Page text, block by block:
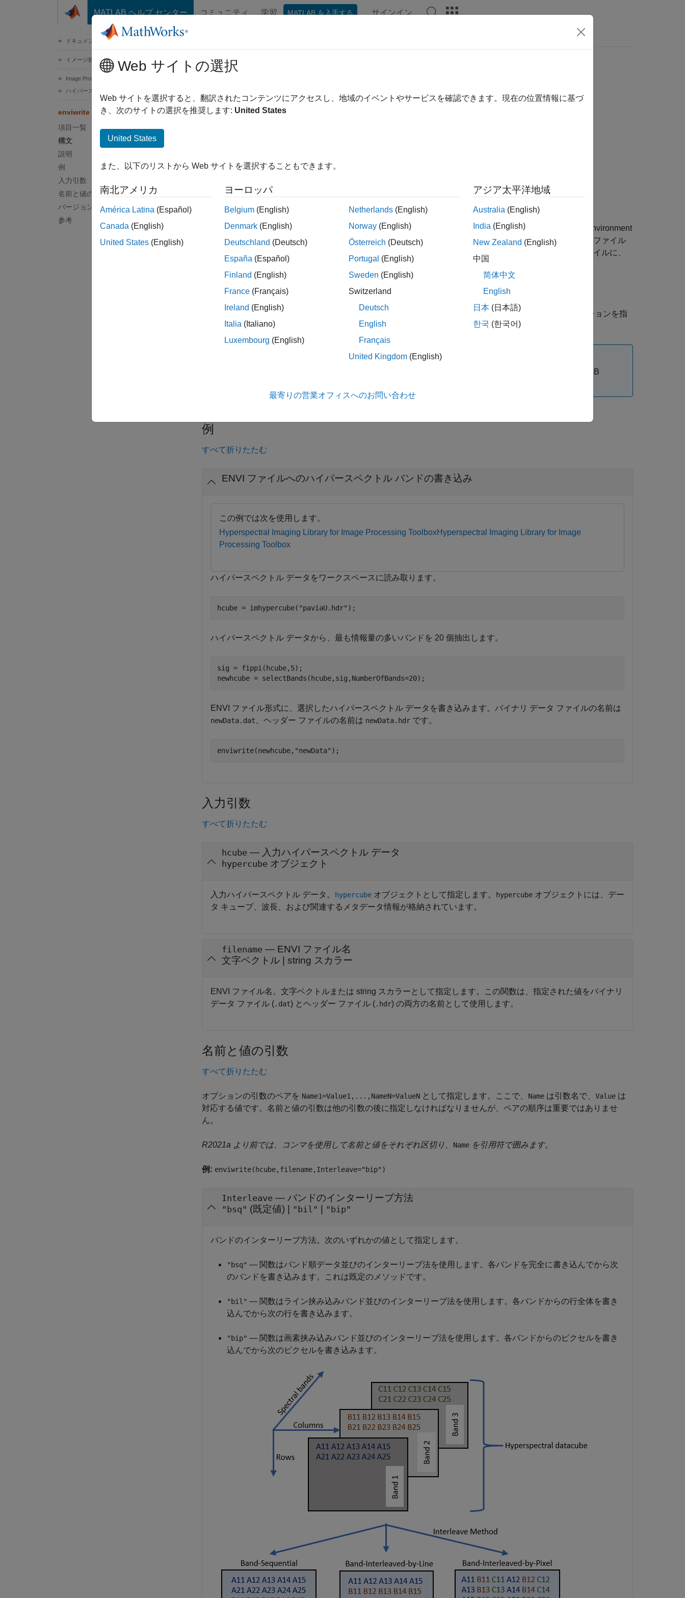
コンテンツへスキップ
MATLAB ヘルプ センター コミュニティ 学習 MATLAB を入手する サインイン
ドキュメンテーションのホーム
イメージ処理とコンピューター ビジョン
Image Processing Toolbox
ハイパースペクトル イメージ処理
enviwrite
項目一覧
構文
説明
例
入力引数
名前と値の引数
バージョン履歴
参考
enviwrite
ENVI ファイル形式へのハイパースペクトル データの書き込み
enviwrite(___,Name=Value)
enviwrite( hcube,filename hypercubeオブジェクトに格納されたハイパースペクトル データを ENVI (Environment
for Visualizing Images) ファイル形式に書き込みます。この関数は、ファイル拡張子.hdrの ENVI ヘッダー ファイル
の ENVI バイナリ データ ファイルを作成します。波長とメタデータ情報が ENVI ヘッダー ファイルに、
ハイパースペクトル イメージを含むデータ キューブが ENVI バイナリ データ ファイルに書き込まれます。
___
では、前の構文の入力引数に加えて、名前と値の引数を 1 つ以上使用してオプションを指
定します。
MATLAB
例
すべて折りたたむ
ENVI ファイルへのハイパースペクトル バンドの書き込み
この例では次を使用します。
Hyperspectral Imaging Library for Image Processing ToolboxHyperspectral Imaging Library for Image
Processing Toolbox
ハイパースペクトル データをワークスペースに読み取ります。
hcube = imhypercube( "paviaU.hdr" );
ハイパースペクトル データから、最も情報量の多いバンドを 20 個抽出します。
sig = fippi(hcube,5);
newhcube = selectBands(hcube,sig,NumberOfBands=20);
ENVI ファイル形式に、選択したハイパースペクトル データを書き込みます。バイナリ データ ファイルの名前は
newData.dat 、ヘッダー ファイルの名前は newData.hdr です。
enviwrite(newhcube, "newData" );
入力引数
すべて折りたたむ
hcube — 入力ハイパースペクトル データ
hypercube オブジェクト
入力ハイパースペクトル データ。 hypercube オブジェクトとして指定します。 hypercube オブジェクトには、デー
タ キューブ、波長、および関連するメタデータ情報が格納されています。
filename — ENVI ファイル名
文字ベクトル
string スカラー
ENVI ファイル名。文字ベクトルまたは string スカラーとして指定します。この関数は、指定された値をバイナリ
データ ファイル (.dat) とヘッダー ファイル (.hdr) の両方の名前として使用します。
名前と値の引数
すべて折りたたむ
オプションの引数のペアを Name1=Value1,...,NameN=ValueN として指定します。ここで、 Name は引数名で、 Value は
対応する値です。名前と値の引数は他の引数の後に指定しなければなりませんが、ペアの順序は重要ではありませ
ん。
R2021a より前では、コンマを使用して名前と値をそれぞれ区切り、 Name を引用符で囲みます。
例: enviwrite(hcube,filename,Interleave="bip")
Interleave — バンドのインターリーブ方法
"bsq" (既定値) | "bil" "bip"
バンドのインターリーブ方法。次のいずれかの値として指定します。
"bsq" — 関数はバンド順データ並びのインターリーブ法を使用します。各バンドを完全に書き込んでから次
のバンドを書き込みます。これは既定のメソッドです。
"bil" — 関数はライン挟み込みバンド並びのインターリーブ法を使用します。各バンドからの行全体を書き
込んでから次の行を書き込みます。
"bip" — 関数は画素挟み込みバンド並びのインターリーブ法を使用します。各バンドからのピクセルを書き
込んでから次のピクセルを書き込みます。
Web サイトの選択
Web サイトを選択すると、翻訳されたコンテンツにアクセスし、地域のイベントやサービスを確認できます。現在の位置情報に基づ
き、次のサイトの選択を推奨します: United States
United States
また、以下のリストから Web サイトを選択することもできます。
南北アメリカ
América Latina (Español)
Canada (English)
United States (English)
ヨーロッパ
Belgium (English)
Denmark (English)
Deutschland (Deutsch)
España (Español)
Finland (English)
France (Français)
Ireland (English)
Italia (Italiano)
Luxembourg (English)
Netherlands (English)
Norway (English)
Österreich (Deutsch)
Portugal (English)
Sweden (English)
Switzerland
Deutsch
English
Français
United Kingdom (English)
アジア太平洋地域
Australia (English)
India (English)
New Zealand (English)
中国
简体中文
English
日本 (日本語)
한국 (한국어)
最寄りの営業オフィスへのお問い合わせ